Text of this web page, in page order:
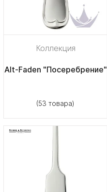
Коллекция
Alt-Faden "Посеребрение"
(53 товара)